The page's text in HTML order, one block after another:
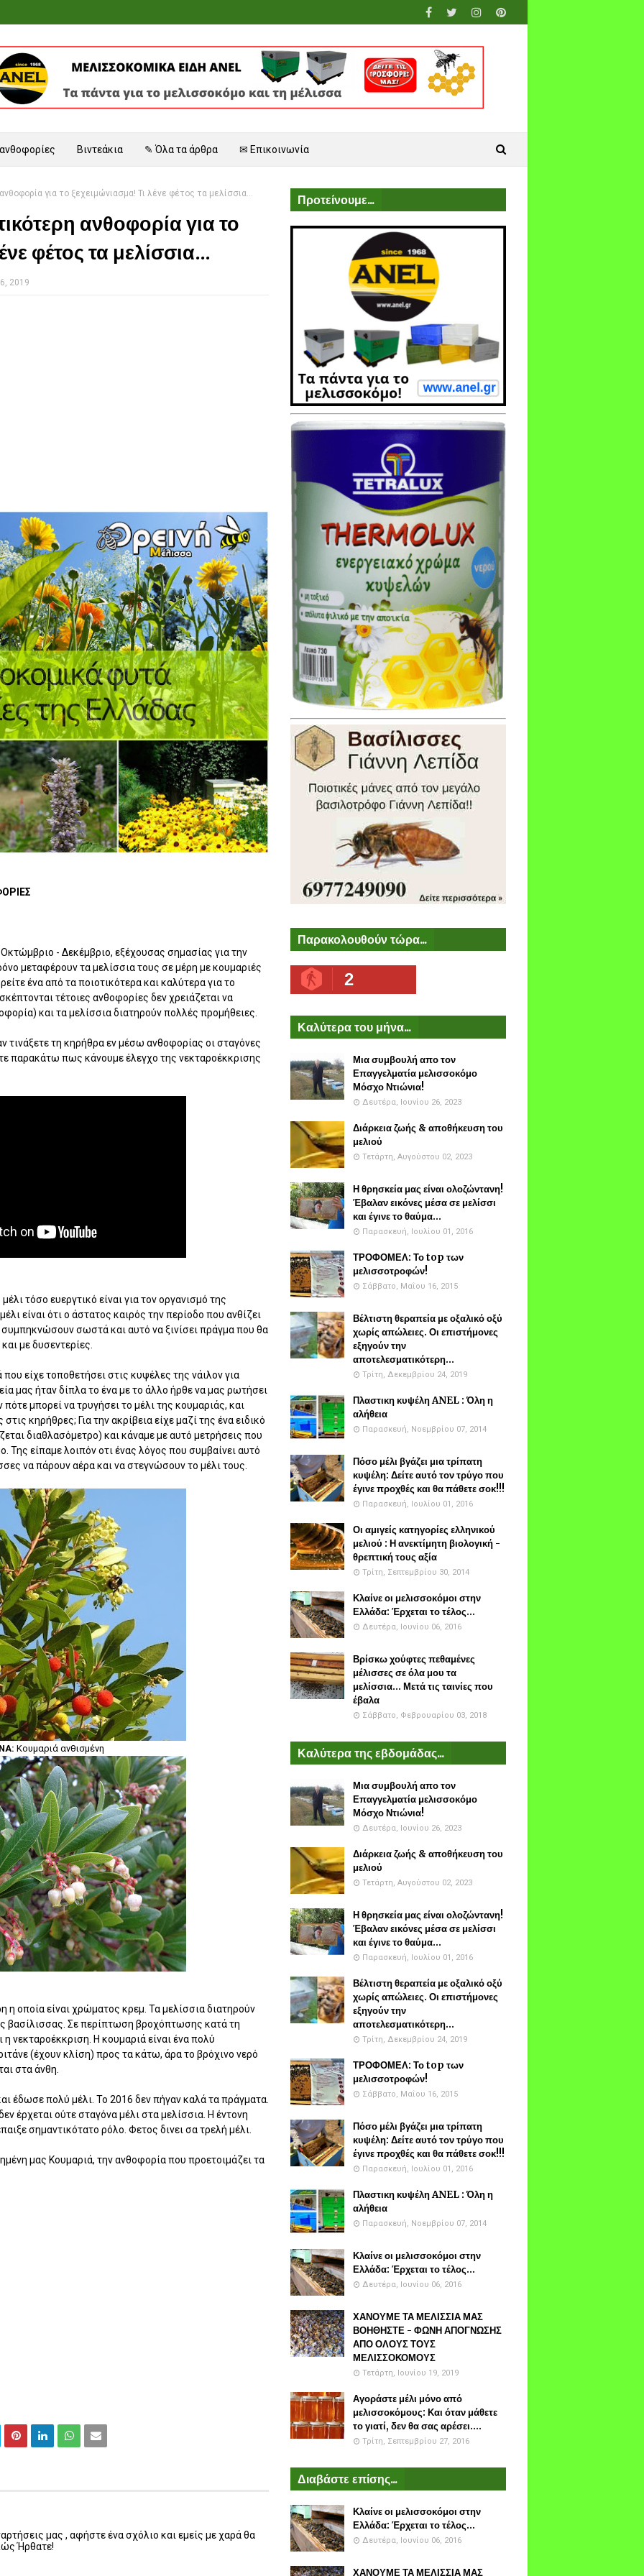
Βιντεάκια ✎ Όλα τα άρθρα ✉ Επικοινωνία
για το ξεχειμώνιασμα! Τι λένε φέτος τα μελίσσια...
ανθοφορία για το
φέτος τα μελίσσια...
2019
- Δεκέμβριο, εξέχουσας σημασίας για την
μεταφέρουν τα μελίσσια τους σε μέρη με κουμαριές
ένα από τα ποιοτικότερα και καλύτερα για το
τέτοιες ανθοφορίες δεν χρειάζεται να
και τα μελίσσια διατηρούν πολλές προμήθειες.
τινάξετε τη κηρήθρα εν μέσω ανθοφορίας οι σταγόνες
παρακάτω πως κάνουμε έλεγχο της νεκταροέκκρισης
τόσο ευεργτικό είναι για τον οργανισμό της
είναι ότι ο άστατος καιρός την περίοδο που ανθίζει
συμπηκνώσουν σωστά και αυτό να ξινίσει πράγμα που θα
με δυσεντερίες.
είχε τοποθετήσει στις κυψέλες της νάιλον για
μας ήταν δίπλα το ένα με το άλλο ήρθε να μας ρωτήσει
μπορεί να τρυγήσει το μέλι της κουμαριάς, και
κηρήθρες; Για την ακρίβεια είχε μαζί της ένα ειδικό
διαθλασόμετρο) και κάναμε με αυτό μετρήσεις που
Της είπαμε λοιπόν οτι ένας λόγος που συμβαίνει αυτό
να πάρουν αέρα και να στεγνώσουν το μέλι τους.
Κουμαριά ανθισμένη
η οποία είναι χρώματος κρεμ. Τα μελίσσια διατηρούν
βασίλισσας. Σε περίπτωση βροχόπτωσης κατά τη
νεκταροέκκριση. Η κουμαριά είναι ένα πολύ
(έχουν κλίση) προς τα κάτω, άρα το βρόχινο νερό
στα άνθη.
έδωσε πολύ μέλι. Το 2016 δεν πήγαν καλά τα πράγματα.
έρχεται ούτε σταγόνα μέλι στα μελίσσια. Η έντονη
σημαντικότατο ρόλο. Φετος δινει σα τρελή μέλι.
μας Κουμαριά, την ανθοφορία που προετοιμάζει τα
μας , αφήστε ένα σχόλιο και εμείς με χαρά θα
Ήρθατε!
Προτείνουμε...
Παρακολουθούν τώρα...
2
Καλύτερα του μήνα...
Μια συμβουλή απο τον
Επαγγελματία μελισσοκόμο
Μόσχο Ντιώνια!
Δευτέρα, Ιουνίου 26, 2023
Διάρκεια ζωής & αποθήκευση του
μελιού
Τετάρτη, Αυγούστου 02, 2023
Η θρησκεία μας είναι ολοζώντανη!
Έβαλαν εικόνες μέσα σε μελίσσι
και έγινε το θαύμα...
Παρασκευή, Ιουλίου 01, 2016
ΤΡΟΦΟΜΕΛ: Το top των
μελισσοτροφών!
Σάββατο, Μαΐου 16, 2015
Βέλτιστη θεραπεία με οξαλικό οξύ
χωρίς απώλειες. Οι επιστήμονες
εξηγούν την
αποτελεσματικότερη...
Τρίτη, Δεκεμβρίου 24, 2019
Πλαστικη κυψέλη ANEL : Όλη η
αλήθεια
Παρασκευή, Νοεμβρίου 07, 2014
Πόσο μέλι βγάζει μια τρίπατη
κυψέλη: Δείτε αυτό τον τρύγο που
έγινε προχθές και θα πάθετε σοκ!!!
Παρασκευή, Ιουλίου 01, 2016
Οι αμιγείς κατηγορίες ελληνικού
μελιού : Η ανεκτίμητη βιολογική -
θρεπτική τους αξία
Τρίτη, Σεπτεμβρίου 30, 2014
Κλαίνε οι μελισσοκόμοι στην
Ελλάδα: Έρχεται το τέλος...
Δευτέρα, Ιουνίου 06, 2016
Βρίσκω χούφτες πεθαμένες
μέλισσες σε όλα μου τα
μελίσσια... Μετά τις ταινίες που
έβαλα
Σάββατο, Φεβρουαρίου 03, 2018
Καλύτερα της εβδομάδας...
Μια συμβουλή απο τον
Επαγγελματία μελισσοκόμο
Μόσχο Ντιώνια!
Δευτέρα, Ιουνίου 26, 2023
Διάρκεια ζωής & αποθήκευση του
μελιού
Τετάρτη, Αυγούστου 02, 2023
Η θρησκεία μας είναι ολοζώντανη!
Έβαλαν εικόνες μέσα σε μελίσσι
και έγινε το θαύμα...
Παρασκευή, Ιουλίου 01, 2016
Βέλτιστη θεραπεία με οξαλικό οξύ
χωρίς απώλειες. Οι επιστήμονες
εξηγούν την
αποτελεσματικότερη...
Τρίτη, Δεκεμβρίου 24, 2019
ΤΡΟΦΟΜΕΛ: Το top των
μελισσοτροφών!
Σάββατο, Μαΐου 16, 2015
Πόσο μέλι βγάζει μια τρίπατη
κυψέλη: Δείτε αυτό τον τρύγο που
έγινε προχθές και θα πάθετε σοκ!!!
Παρασκευή, Ιουλίου 01, 2016
Πλαστικη κυψέλη ANEL : Όλη η
αλήθεια
Παρασκευή, Νοεμβρίου 07, 2014
Κλαίνε οι μελισσοκόμοι στην
Ελλάδα: Έρχεται το τέλος...
Δευτέρα, Ιουνίου 06, 2016
ΧΑΝΟΥΜΕ ΤΑ ΜΕΛΙΣΣΙΑ ΜΑΣ
ΒΟΗΘΗΣΤΕ - ΦΩΝΗ ΑΠΟΓΝΩΣΗΣ
ΑΠΟ ΟΛΟΥΣ ΤΟΥΣ
ΜΕΛΙΣΣΟΚΟΜΟΥΣ
Τετάρτη, Ιουνίου 19, 2019
Αγοράστε μέλι μόνο από
μελισσοκόμους: Και όταν μάθετε
το γιατί, δεν θα σας αρέσει....
Τρίτη, Σεπτεμβρίου 27, 2016
Διαβάστε επίσης...
Κλαίνε οι μελισσοκόμοι στην
Ελλάδα: Έρχεται το τέλος...
Δευτέρα, Ιουνίου 06, 2016
ΧΑΝΟΥΜΕ ΤΑ ΜΕΛΙΣΣΙΑ ΜΑΣ